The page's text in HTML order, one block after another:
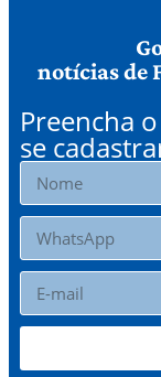
notícias de
Preencha
se